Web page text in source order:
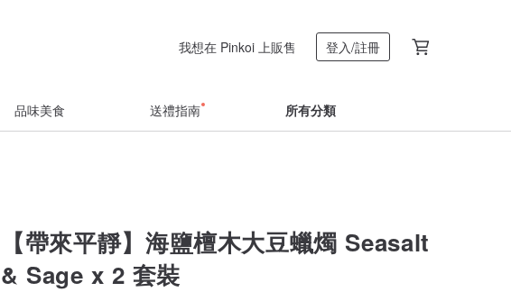
我想在 Pinkoi 上販售 登入/註冊
品味美食 送禮指南 所有分類
【帶來平靜】海鹽檀木大豆蠟燭 Seasalt
& Sage x 2 套裝